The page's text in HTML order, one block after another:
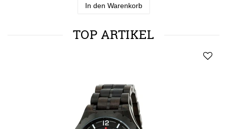
In den Warenkorb
TOP ARTIKEL